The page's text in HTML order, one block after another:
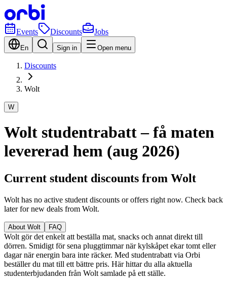
Events Discounts Jobs
En Sign in Open menu
Discounts
Wolt
W
Wolt studentrabatt – få maten
levererad hem (aug 2026)
Current student discounts from Wolt
Wolt has no active student discounts or offers right now. Check back
later for new deals from Wolt.
About Wolt FAQ
Wolt gör det enkelt att beställa mat, snacks och annat direkt till
dörren. Smidigt för sena pluggtimmar när kylskåpet ekar tomt eller
dagar när energin bara inte räcker. Med studentrabatt via Orbi
beställer du mat till ett bättre pris. Här hittar du alla aktuella
studenterbjudanden från Wolt samlade på ett ställe.